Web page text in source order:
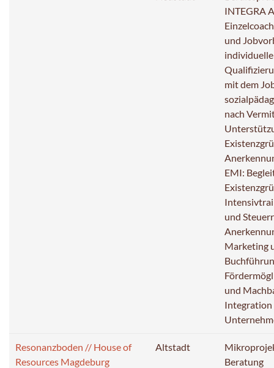
INTEGRA
und
mit dem
nach
EMI:
und
Marketing
und
Integration
Resonanzboden // House of
Resources Magdeburg
Altstadt
Beratung